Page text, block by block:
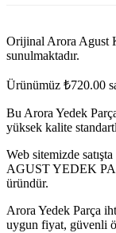
Orijinal Arora Agust
sunulmaktadır.
Ürünümüz ₺720.00
Bu Arora Yedek
yüksek kalite
Web sitemizde
AGUST YEDEK
üründür.
Arora Yedek Parça
uygun fiyat, güvenli